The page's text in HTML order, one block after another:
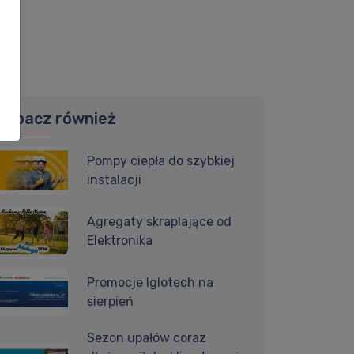
Zobacz również
Pompy ciepła do szybkiej
instalacji
Agregaty skraplające od
Elektronika
Promocje Iglotech na
sierpień
Sezon upałów coraz